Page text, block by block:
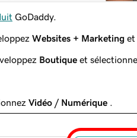
GoDaddy.
Websites + Marketing et
Boutique et
Vidéo / Numérique